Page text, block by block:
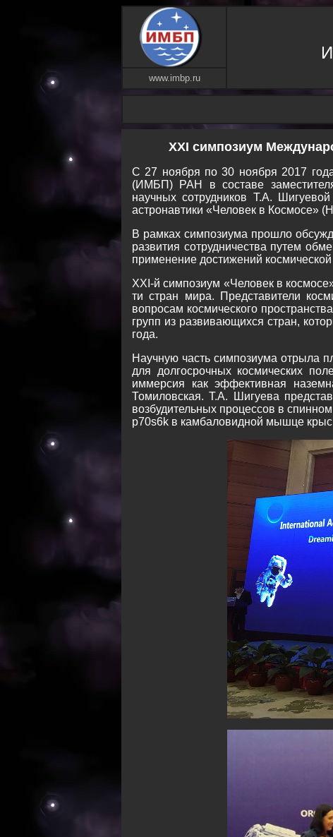
www.imbp.ru
XXI симпозиум
С 27 ноября по 30 ноября 2017 года
(ИМБП) РАН в составе
научных сотрудников Т.А.
астронавтики «Человек в Космосе»
В рамках симпозиума прошло
развития сотрудничества путем
применение достижений
XXI-й симпозиум «Человек в
ти стран мира. Представители
вопросам космического
групп из развивающихся стран,
года.
Научную часть симпозиума отрыла
для долгосрочных космических
иммерсия как эффективная
Томиловская. Т.А. Шигуева
возбудительных процессов в
p70s6k в камбаловидной мышце крыс